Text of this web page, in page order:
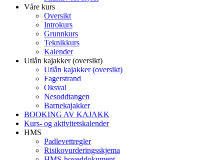
Våre kurs
Oversikt
Introkurs
Grunnkurs
Teknikkurs
Kalender
Utlån kajakker (oversikt)
Utlån kajakker (oversikt)
Fagerstrand
Oksval
Nesoddtangen
Barnekajakker
BOOKING AV KAJAKK
Kurs- og aktivitetskalender
HMS
Padlevettregler
Risikovurderingsskjema